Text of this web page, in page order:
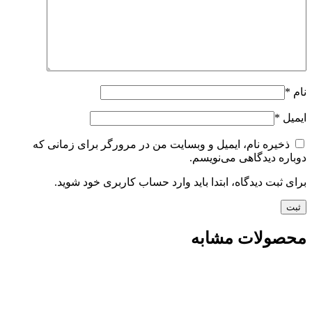
نام *
ایمیل *
ذخیره نام، ایمیل و وبسایت من در مرورگر برای زمانی که
دوباره دیدگاهی می‌نویسم.
برای ثبت دیدگاه، ابتدا باید وارد حساب کاربری خود شوید.
محصولات مشابه